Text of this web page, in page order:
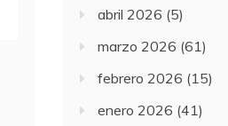
abril 2026 (5)
marzo 2026 (61)
febrero 2026 (15)
enero 2026 (41)